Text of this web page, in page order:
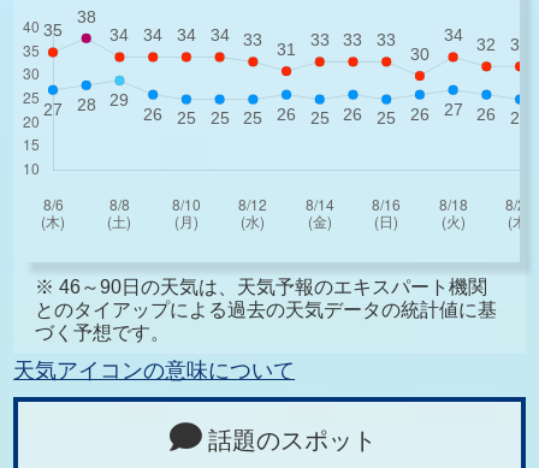
※ 46～90日の天気は、天気予報のエキスパート機関
とのタイアップによる過去の天気データの統計値に基
づく予想です。
天気アイコンの意味について
話題のスポット